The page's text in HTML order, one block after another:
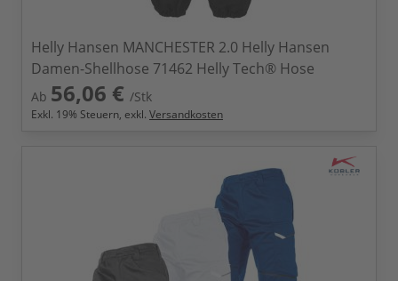
Helly Hansen MANCHESTER 2.0 Helly Hansen
Damen-Shellhose 71462 Helly Tech® Hose
Ab 56,06 € /Stk
Exkl. 19% Steuern, exkl. Versandkosten